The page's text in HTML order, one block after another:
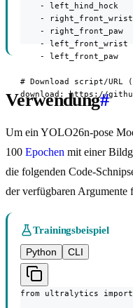
    - left_hind_hock
    - right_front_wrist
    - right_front_paw
    - left_front_wrist
    - left_front_paw
# Download script/URL
download: https://
Verwendung#
Um ein YOLO26n-pose
100 Epochen mit einer
die folgenden Code-
der verfügbaren Argumente
Trainingsbeispiel
Python
CLI
from ultralytics import